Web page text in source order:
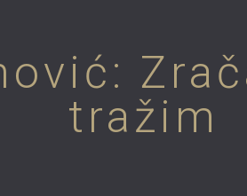
tražim